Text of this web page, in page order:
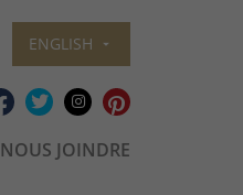
ENGLISH
NOUS JOINDRE